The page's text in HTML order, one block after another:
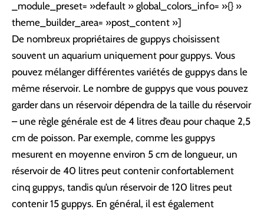
_module_preset= »default » global_colors_info= »{} »
theme_builder_area= »post_content »]
De nombreux propriétaires de guppys choisissent
souvent un aquarium uniquement pour guppys. Vous
pouvez mélanger différentes variétés de guppys dans le
même réservoir. Le nombre de guppys que vous pouvez
garder dans un réservoir dépendra de la taille du réservoir
– une règle générale est de 4 litres d’eau pour chaque 2,5
cm de poisson. Par exemple, comme les guppys
mesurent en moyenne environ 5 cm de longueur, un
réservoir de 40 litres peut contenir confortablement
cinq guppys, tandis qu’un réservoir de 120 litres peut
contenir 15 guppys. En général, il est également